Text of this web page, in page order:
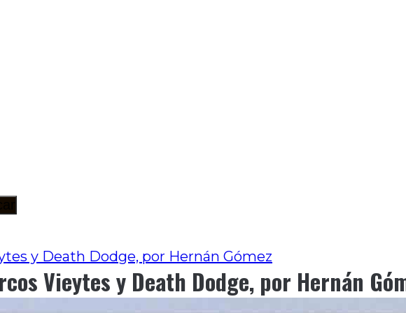
y Death Dodge, por Hernán Gómez
Vieytes y Death Dodge, por Hernán